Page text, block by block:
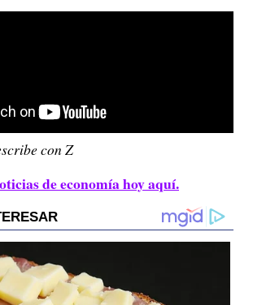
con Z
de economía hoy aquí.